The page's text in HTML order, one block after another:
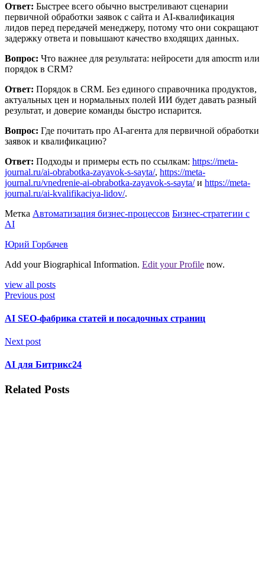
Ответ: Быстрее всего обычно выстреливают сценарии
первичной обработки заявок с сайта и AI-квалификация
лидов перед передачей менеджеру, потому что они сокращают
задержку ответа и повышают качество входящих данных.
Вопрос: Что важнее для результата: нейросети для amocrm или
порядок в CRM?
Ответ: Порядок в CRM. Без единого справочника продуктов,
актуальных цен и нормальных полей ИИ будет давать разный
результат, и доверие команды быстро испарится.
Вопрос: Где почитать про AI-агента для первичной обработки
заявок и квалификацию?
Ответ: Подходы и примеры есть по ссылкам: https://meta-
journal.ru/ai-obrabotka-zayavok-s-sayta/, https://meta-
journal.ru/vnedrenie-ai-obrabotka-zayavok-s-sayta/и https://meta-
journal.ru/ai-kvalifikaciya-lidov/.
Метка Автоматизация бизнес-процессов Бизнес-стратегии с
AI
Юрий Горбачев
Add your Biographical Information. Edit your Profile now.
view all posts
Previous post
AI SEO-фабрика статей и посадочных страниц
Next post
AI для Битрикс24
Related Posts